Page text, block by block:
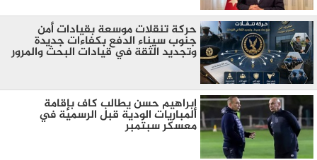
حركة تنقلات موسعة بقيادات أمن
جنوب سيناء الدفع بكفاءات جديدة
وتجديد الثقة في قيادات البحث والمرور
إبراهيم حسن يطالب كاف بإقامة
المباريات الودية قبل الرسمية في
معسكر سبتمبر